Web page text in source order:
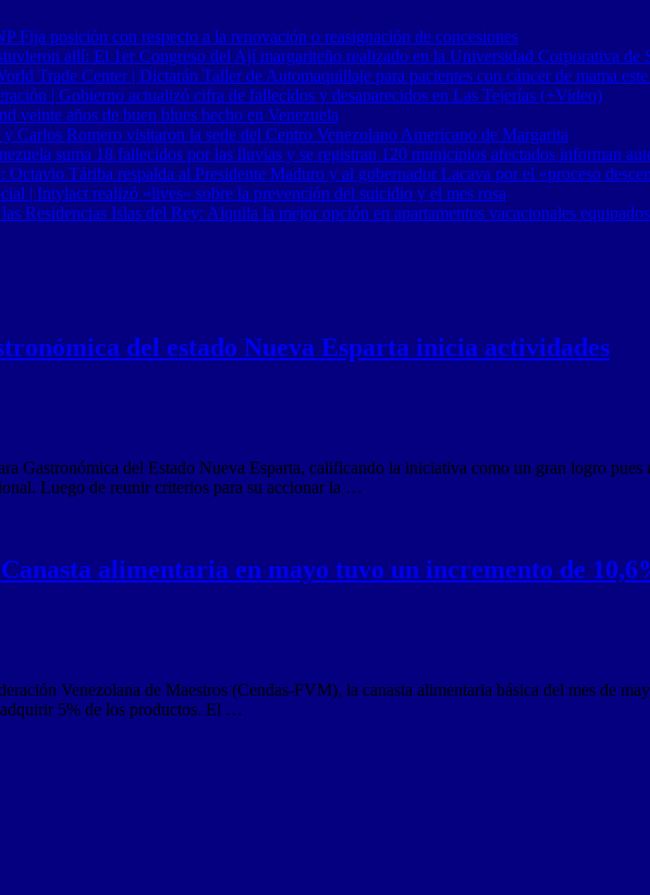
Fija posición con respecto a la renovación o reasignación de concesiones
allí: El 1er Congreso del Ají margariteño realizado en la Universidad Corporativa de
Trade Center | Dictarán Taller de Automaquillaje para pacientes con cáncer de mama
| Gobierno actualizó cifra de fallecidos y desaparecidos en Las Tejerías (+Video)
veinte años de buen blues hecho en Venezuela
Romero visitaron la sede del Centro Venezolano Americano de Margarita
suma 18 fallecidos por las lluvias y se registran 120 municipios afectados informan
Táriba respalda al Presidente Maduro y al gobernador Lacava por el «proceso
| Intylact realizó «lives» sobre la prevención del suicidio y el mes rosa
Residencias Islas del Rey: Alquila la mejor opción en apartamentos vacacionales
del estado Nueva Esparta inicia actividades
Gastronómica del Estado Nueva Esparta, calificando la iniciativa como un gran logro
Luego de reunir criterios para su accionar la …
alimentaria en mayo tuvo un incremento de
Venezolana de Maestros (Cendas-FVM), la canasta alimentaria básica del mes de
5% de los productos. El …